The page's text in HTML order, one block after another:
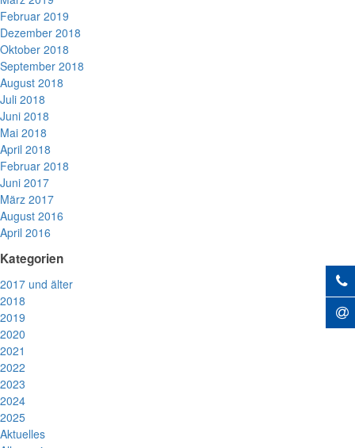
Februar 2019
Dezember 2018
Oktober 2018
September 2018
August 2018
Juli 2018
Juni 2018
Mai 2018
April 2018
Februar 2018
Juni 2017
März 2017
August 2016
April 2016
Kategorien
2017 und älter
2018
2019
2020
2021
2022
2023
2024
2025
Aktuelles